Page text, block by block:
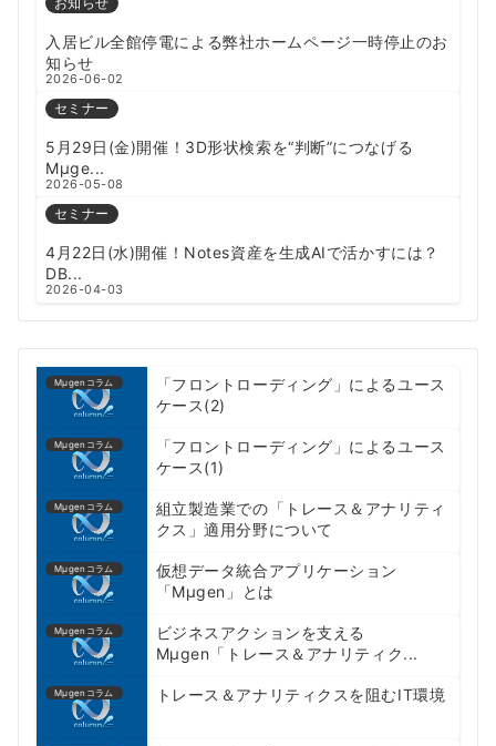
入居ビル全館停電による弊社ホームページ一時停止のお
知らせ
2026-06-02
セミナー
5月29日(金)開催！3D形状検索を“判断”につなげる
Mµge...
2026-05-08
セミナー
4月22日(水)開催！Notes資産を生成AIで活かすには？
DB...
2026-04-03
Mμgenコラム
「フロントローディング」によるユース
ケース(2)
Mμgenコラム
「フロントローディング」によるユース
ケース(1)
Mμgenコラム
組立製造業での「トレース＆アナリティ
クス」適用分野について
Mμgenコラム
仮想データ統合アプリケーション
「Mµgen」とは
Mμgenコラム
ビジネスアクションを支える
Mμgen「トレース＆アナリティク...
Mμgenコラム トレース＆アナリティクスを阻むIT環境